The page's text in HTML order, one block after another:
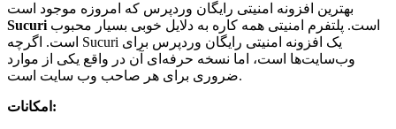
بهترین افزونه امنیتی رایگان وردپرس که امروزه موجود است
Sucuri
است. اگرچه Sucuri یک افزونه امنیتی رایگان وردپرس برای
وب‌سایت‌ها است، اما نسخه حرفه‌ای آن در واقع یکی از موارد
ضروری برای هر صاحب وب ‌سایت است.
امکانات: